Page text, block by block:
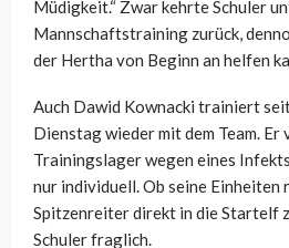
Müdigkeit.“ Zwar kehrte Schuler
Mannschaftstraining zurück,
der Hertha von Beginn an helfen
Auch Dawid Kownacki trainiert
Dienstag wieder mit dem Team.
Trainingslager wegen eines
nur individuell. Ob seine Einheiten
Spitzenreiter direkt in die Startelf
Schuler fraglich.